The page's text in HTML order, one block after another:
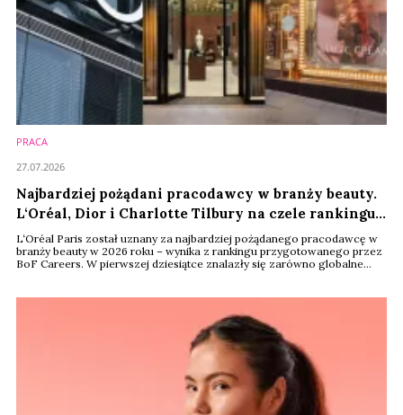
PRACA
Najbardziej pożądani pracodawcy w branży beauty.
L‘Oréal, Dior i Charlotte Tilbury na czele rankingu
BoF
L‘Oréal Paris został uznany za najbardziej pożądanego pracodawcę w
branży beauty w 2026 roku – wynika z rankingu przygotowanego przez
BoF Careers. W pierwszej dziesiątce znalazły się zarówno globalne
wynagrodzenie, ale również możliwości rozwoju zawodowego oraz
27.07.2026